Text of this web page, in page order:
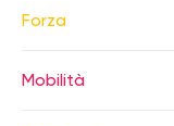
Forza
Mobilità